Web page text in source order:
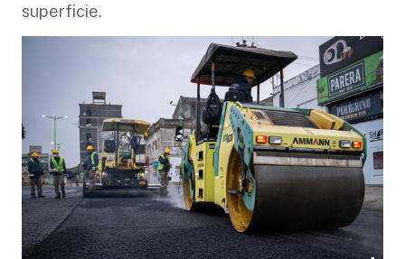
superficie.